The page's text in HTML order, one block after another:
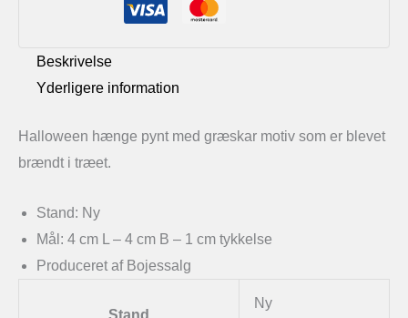
Beskrivelse
Yderligere information
Halloween hænge pynt med græskar motiv som er blevet
brændt i træet.
Stand: Ny
Mål: 4 cm L – 4 cm B – 1 cm tykkelse
Produceret af Bojessalg
Stand
Ny